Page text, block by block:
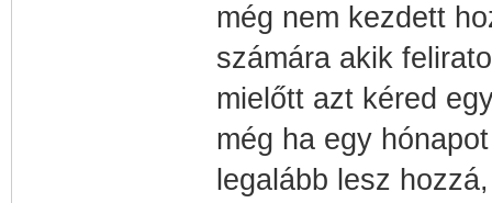
még nem kezdett
számára akik
mielőtt azt kéred
még ha egy
legalább lesz